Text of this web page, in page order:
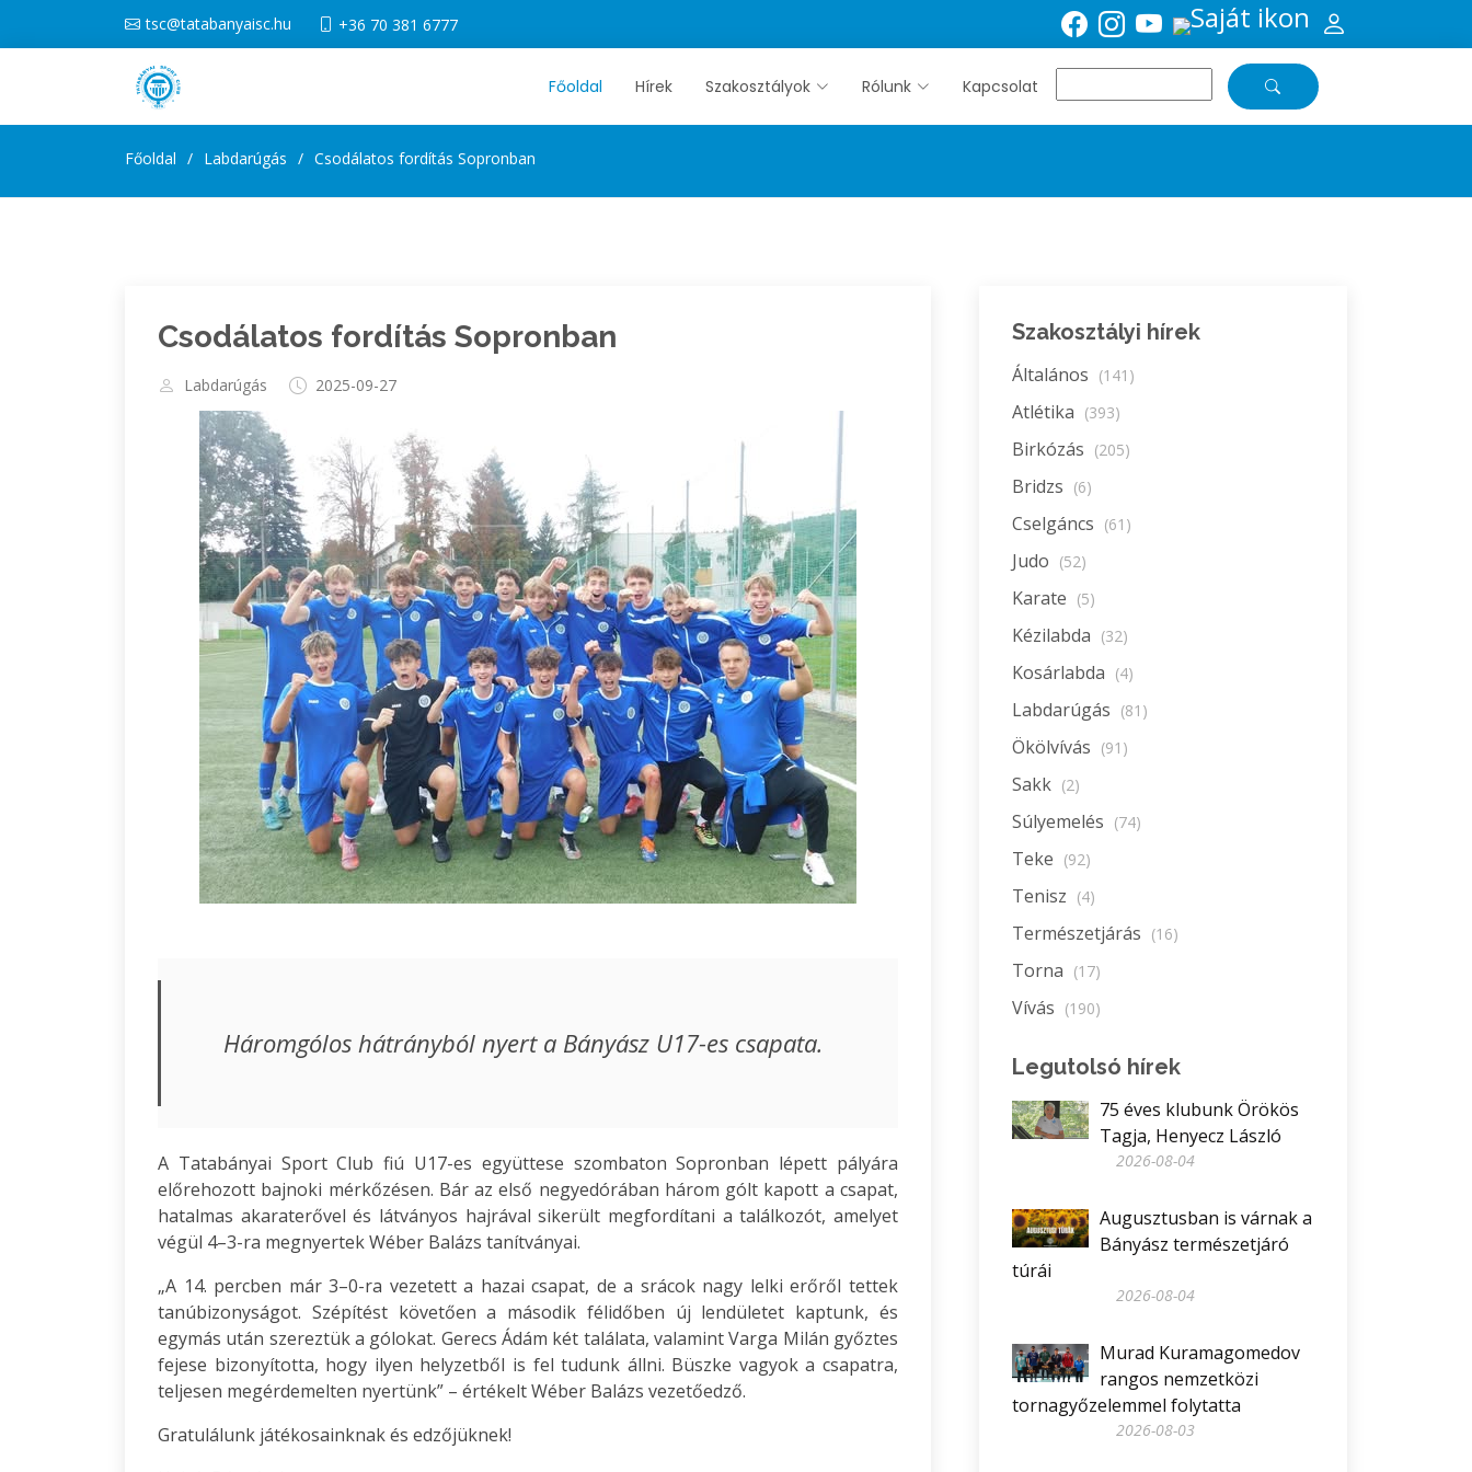
tsc@tatabanyaisc.hu +36 70 381 6777
Főoldal Hírek Szakosztályok Rólunk Kapcsolat
Főoldal Labdarúgás Csodálatos fordítás Sopronban
Csodálatos fordítás Sopronban
Labdarúgás 2025-09-27
Háromgólos hátrányból nyert a Bányász U17-es csapata.
A Tatabányai Sport Club fiú U17-es együttese szombaton Sopronban lépett pályára
előrehozott bajnoki mérkőzésen. Bár az első negyedórában három gólt kapott a csapat,
hatalmas akaraterővel és látványos hajrával sikerült megfordítani a találkozót, amelyet
végül 4–3-ra megnyertek Wéber Balázs tanítványai.
„A 14. percben már 3–0-ra vezetett a hazai csapat, de a srácok nagy lelki erőről tettek
tanúbizonyságot. Szépítést követően a második félidőben új lendületet kaptunk, és
egymás után szereztük a gólokat. Gerecs Ádám két találata, valamint Varga Milán győztes
fejese bizonyította, hogy ilyen helyzetből is fel tudunk állni. Büszke vagyok a csapatra,
teljesen megérdemelten nyertünk” – értékelt Wéber Balázs vezetőedző.
Gratulálunk játékosainknak és edzőjüknek!
Szakosztályi hírek
Általános (141)
Atlétika (393)
Birkózás (205)
Bridzs (6)
Cselgáncs (61)
Judo (52)
Karate (5)
Kézilabda (32)
Kosárlabda (4)
Labdarúgás (81)
Ökölvívás (91)
Sakk (2)
Súlyemelés (74)
Teke (92)
Tenisz (4)
Természetjárás (16)
Torna (17)
Vívás (190)
Legutolsó hírek
75 éves klubunk Örökös
Tagja, Henyecz László
2026-08-04
Augusztusban is várnak a
Bányász természetjáró
túrái
2026-08-04
Murad Kuramagomedov
rangos nemzetközi
tornagyőzelemmel folytatta
2026-08-03